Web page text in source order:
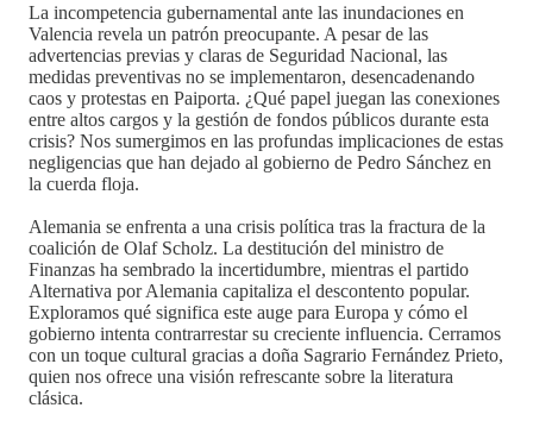
La incompetencia gubernamental ante las inundaciones en
Valencia revela un patrón preocupante. A pesar de las
advertencias previas y claras de Seguridad Nacional, las
medidas preventivas no se implementaron, desencadenando
caos y protestas en Paiporta. ¿Qué papel juegan las conexiones
entre altos cargos y la gestión de fondos públicos durante esta
crisis? Nos sumergimos en las profundas implicaciones de estas
negligencias que han dejado al gobierno de Pedro Sánchez en
la cuerda floja.
Alemania se enfrenta a una crisis política tras la fractura de la
coalición de Olaf Scholz. La destitución del ministro de
Finanzas ha sembrado la incertidumbre, mientras el partido
Alternativa por Alemania capitaliza el descontento popular.
Exploramos qué significa este auge para Europa y cómo el
gobierno intenta contrarrestar su creciente influencia. Cerramos
con un toque cultural gracias a doña Sagrario Fernández Prieto,
quien nos ofrece una visión refrescante sobre la literatura
clásica.